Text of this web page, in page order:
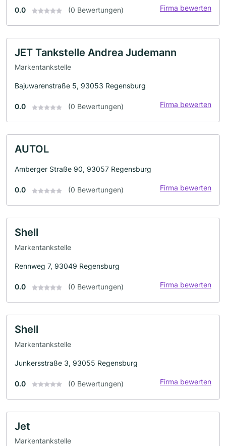
0.0 (0 Bewertungen) Firma bewerten
JET Tankstelle Andrea Judemann
Markentankstelle
Bajuwarenstraße 5, 93053 Regensburg
0.0 (0 Bewertungen) Firma bewerten
AUTOL
Amberger Straße 90, 93057 Regensburg
0.0 (0 Bewertungen) Firma bewerten
Shell
Markentankstelle
Rennweg 7, 93049 Regensburg
0.0 (0 Bewertungen) Firma bewerten
Shell
Markentankstelle
Junkersstraße 3, 93055 Regensburg
0.0 (0 Bewertungen) Firma bewerten
Jet
Markentankstelle